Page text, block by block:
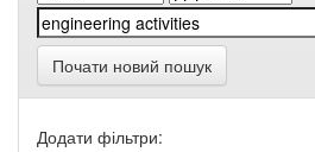
Почати новий пошук
Додати фільтри: